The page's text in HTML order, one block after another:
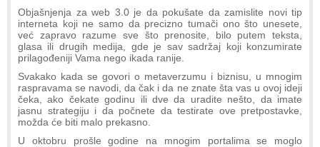
Objašnjenja za web 3.0 je da pokušate da zamislite novi tip
interneta koji ne samo da precizno tumači ono što unesete,
već zapravo razume sve što prenosite, bilo putem teksta,
glasa ili drugih medija, gde je sav sadržaj koji konzumirate
prilagođeniji Vama nego ikada ranije.
Svakako kada se govori o metaverzumu i biznisu, u mnogim
raspravama se navodi, da čak i da ne znate šta vas u ovoj ideji
čeka, ako čekate godinu ili dve da uradite nešto, da imate
jasnu strategiju i da počnete da testirate ove pretpostavke,
možda će biti malo prekasno.
U oktobru prošle godine na mnogim portalima se moglo